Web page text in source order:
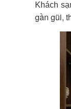
Khách
gần gũi,